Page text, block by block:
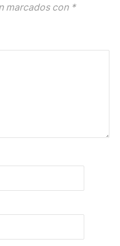
marcados con *